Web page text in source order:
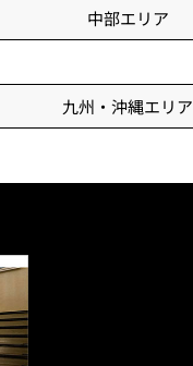
中部エリア
九州・沖縄エリア